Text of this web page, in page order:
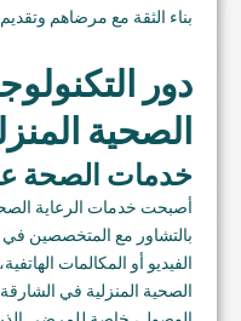
بناء الثقة مع مرضاهم
دور
الصحية
خدمات الصحة
أصبحت خدمات الرعاية
بالتشاور مع المتخصصين
الفيديو أو المكالمات
الصحية المنزلية في